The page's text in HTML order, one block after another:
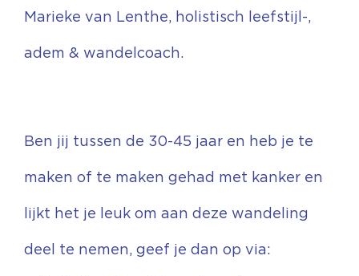
Marieke van Lenthe, holistisch leefstijl-,
adem & wandelcoach.
Ben jij tussen de 30-45 jaar en heb je te
maken of te maken gehad met kanker en
lijkt het je leuk om aan deze wandeling
deel te nemen, geef je dan op via: